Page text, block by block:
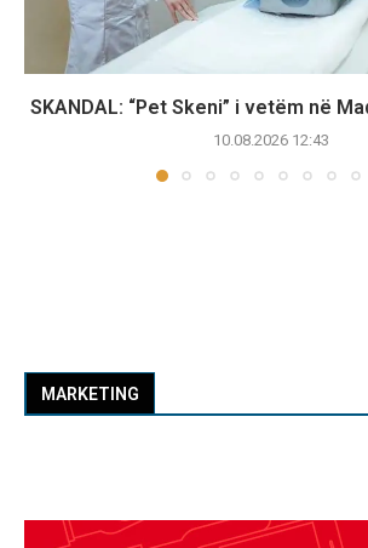
SKANDAL: “Pet Skeni” i vetëm në
10.08.2026 12:43
MARKETING